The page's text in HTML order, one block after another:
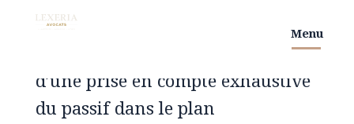
Menu
Créances identifiables : l’exigence
d’une prise en compte exhaustive
du passif dans le plan